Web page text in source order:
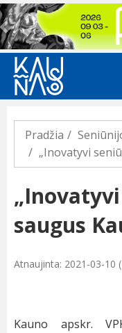
Previous
Pradžia
„Inovatyvi
saugus
Atnaujinta: 2021-03-10
Kauno apskr.